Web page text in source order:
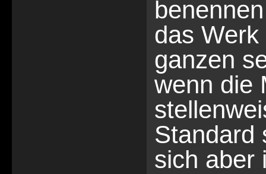
das
ganzen
wenn die
Standard
sich aber